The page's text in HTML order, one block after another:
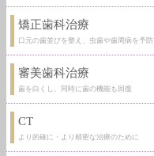
矯正歯科治療
口元の歯並びを整え、虫歯や歯周病を予防
審美歯科治療
歯を白くし、同時に歯の機能も回復
CT
より的確に・より精密な治療のために